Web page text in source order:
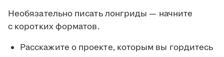
Необязательно писать лонгриды — начните
с коротких форматов.
Расскажите о проекте, которым вы гордитесь